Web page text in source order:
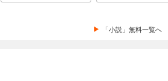
「小説」無料一覧へ